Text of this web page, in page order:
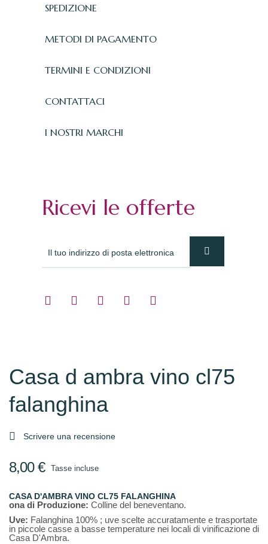
SPEDIZIONE
METODI DI PAGAMENTO
TERMINI E CONDIZIONI
CONTATTACI
I NOSTRI MARCHI
Ricevi le offerte
Casa d ambra vino cl75
falanghina
 Scrivere una recensione
8,00 € Tasse incluse
CASA D'AMBRA VINO CL75 FALANGHINA
ona di Produzione: Colline del beneventano.
Uve: Falanghina 100% ; uve scelte accuratamente e trasportate
in piccole casse a basse temperature nei locali di vinificazione di
Casa D'Ambra.